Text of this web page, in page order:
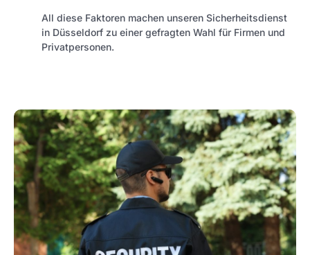
All diese Faktoren machen unseren Sicherheitsdienst
in Düsseldorf zu einer gefragten Wahl für Firmen und
Privatpersonen.